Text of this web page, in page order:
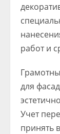
работ и
для
Учет
принять